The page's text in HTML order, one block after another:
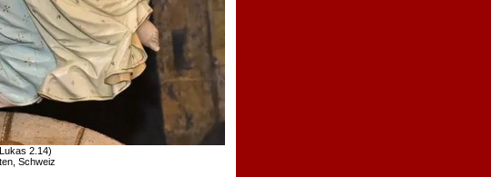
2.14)
Schweiz